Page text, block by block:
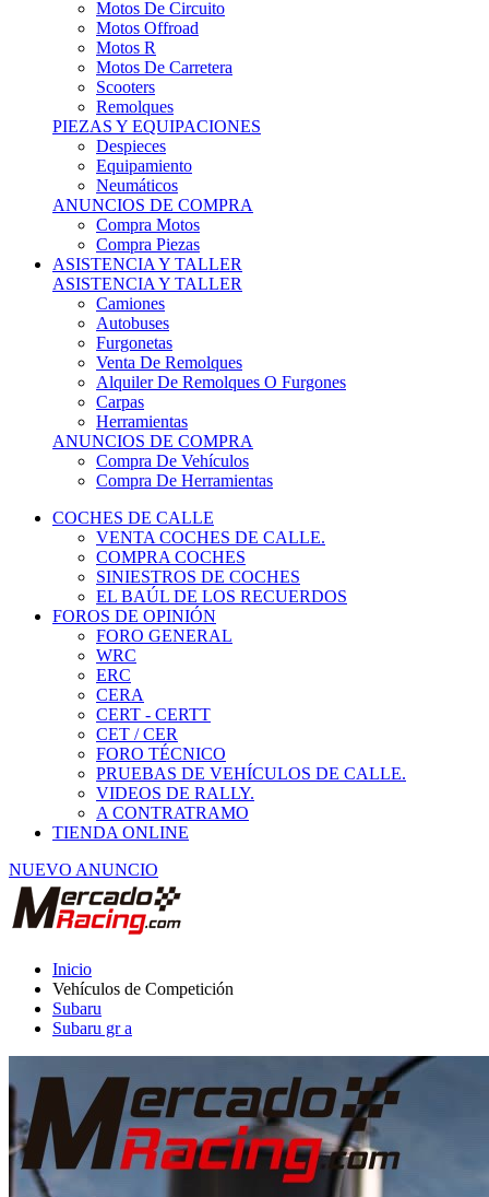
Motos R
Motos De Carretera
Scooters
Remolques
PIEZAS Y EQUIPACIONES
Despieces
Equipamiento
Neumáticos
ANUNCIOS DE COMPRA
Compra Motos
Compra Piezas
ASISTENCIA Y TALLER
ASISTENCIA Y TALLER
Camiones
Autobuses
Furgonetas
Venta De Remolques
Alquiler De Remolques O Furgones
Carpas
Herramientas
ANUNCIOS DE COMPRA
Compra De Vehículos
Compra De Herramientas
COCHES DE CALLE
VENTA COCHES DE CALLE.
COMPRA COCHES
SINIESTROS DE COCHES
EL BAÚL DE LOS RECUERDOS
FOROS DE OPINIÓN
FORO GENERAL
WRC
ERC
CERA
CERT - CERTT
CET / CER
FORO TÉCNICO
PRUEBAS DE VEHÍCULOS DE CALLE.
VIDEOS DE RALLY.
A CONTRATRAMO
TIENDA ONLINE
NUEVO ANUNCIO
Vehículos de Competición
Subaru
Subaru gr a